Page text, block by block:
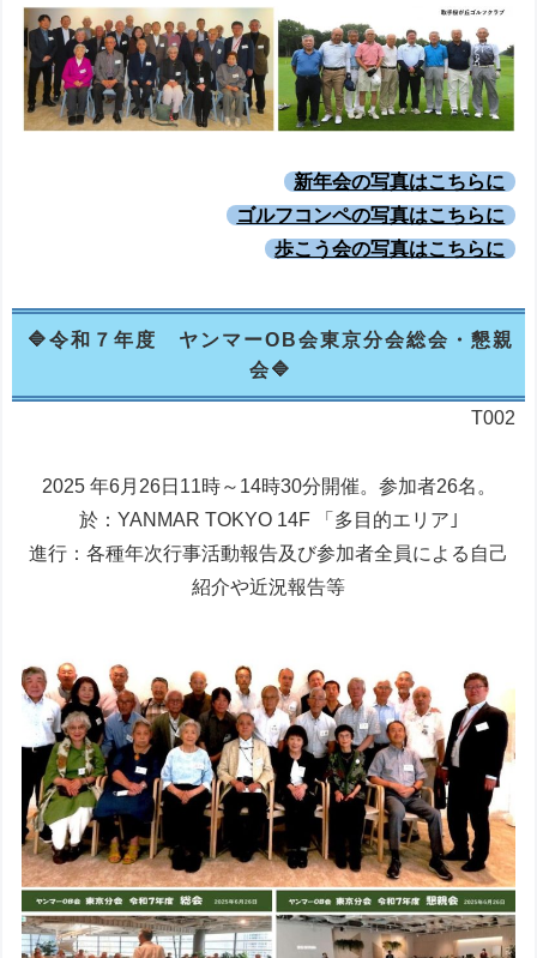
新年会の写真はこちらに
ゴルフコンペの写真はこちらに
歩こう会の写真はこちらに
令和７年度 ヤンマーOB会東京分会総会・懇親
会
T002
2025 年6月26日11時～14時30分開催。参加者26名。
於：YANMAR TOKYO 14F 「多目的エリア｣
進行：各種年次行事活動報告及び参加者全員による自己
紹介や近況報告等